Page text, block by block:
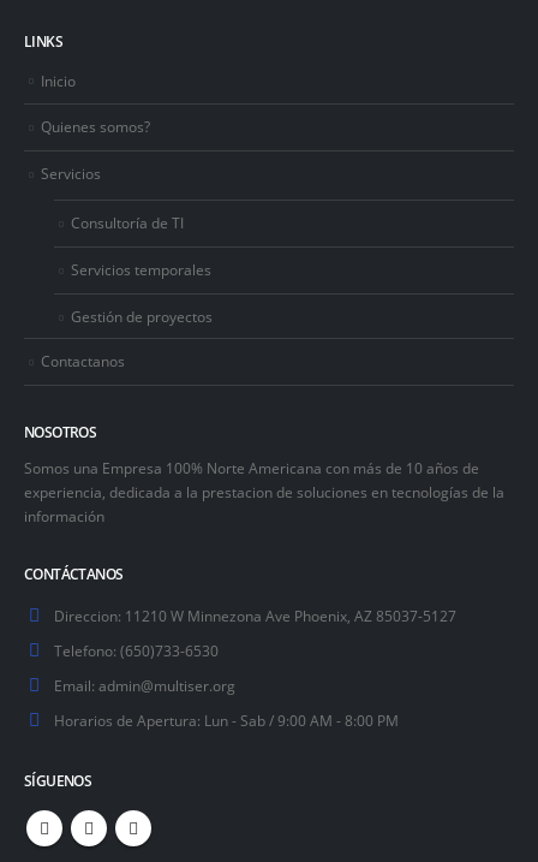
LINKS
Inicio
Quienes somos?
Servicios
Consultoría de TI
Servicios temporales
Gestión de proyectos
Contactanos
NOSOTROS
Somos una Empresa 100% Norte Americana con más de 10 años de
experiencia, dedicada a la prestacion de soluciones en tecnologías de la
información
CONTÁCTANOS
Direccion: 11210 W Minnezona Ave Phoenix, AZ 85037-5127
Telefono: (650)733-6530
Email: admin@multiser.org
Horarios de Apertura: Lun - Sab / 9:00 AM - 8:00 PM
SÍGUENOS